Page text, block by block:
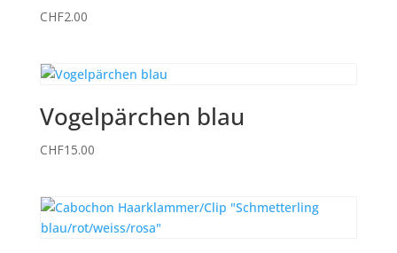
CHF2.00
Vogelpärchen blau
CHF15.00